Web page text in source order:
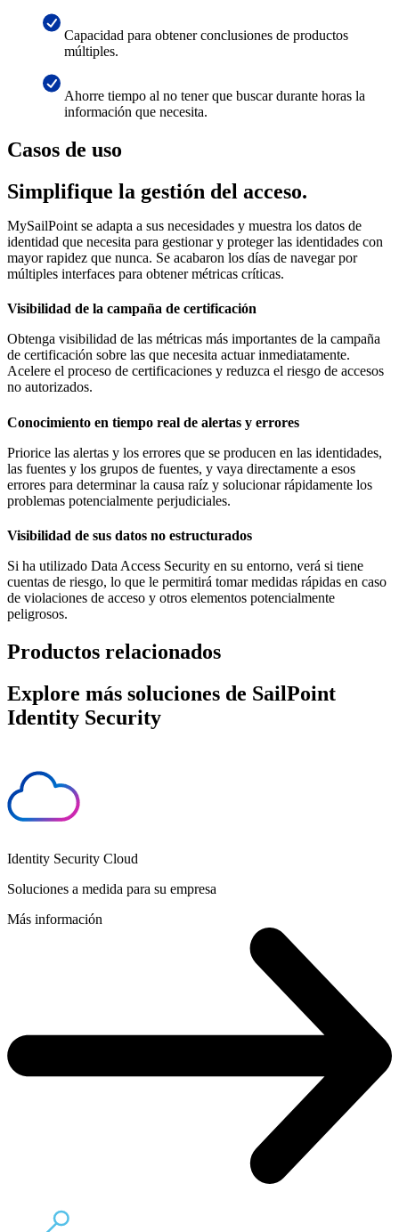
Capacidad para obtener conclusiones de productos
múltiples.
Ahorre tiempo al no tener que buscar durante horas la
información que necesita.
Casos de uso
Simplifique la gestión del acceso.
MySailPoint se adapta a sus necesidades y muestra los datos de
identidad que necesita para gestionar y proteger las identidades con
mayor rapidez que nunca. Se acabaron los días de navegar por
múltiples interfaces para obtener métricas críticas.
Visibilidad de la campaña de certificación
Obtenga visibilidad de las métricas más importantes de la campaña
de certificación sobre las que necesita actuar inmediatamente.
Acelere el proceso de certificaciones y reduzca el riesgo de accesos
no autorizados.
Conocimiento en tiempo real de alertas y errores
Priorice las alertas y los errores que se producen en las identidades,
las fuentes y los grupos de fuentes, y vaya directamente a esos
errores para determinar la causa raíz y solucionar rápidamente los
problemas potencialmente perjudiciales.
Visibilidad de sus datos no estructurados
Si ha utilizado Data Access Security en su entorno, verá si tiene
cuentas de riesgo, lo que le permitirá tomar medidas rápidas en caso
de violaciones de acceso y otros elementos potencialmente
peligrosos.
Productos relacionados
Explore más soluciones de SailPoint
Identity Security
Identity Security Cloud
Soluciones a medida para su empresa
Más información